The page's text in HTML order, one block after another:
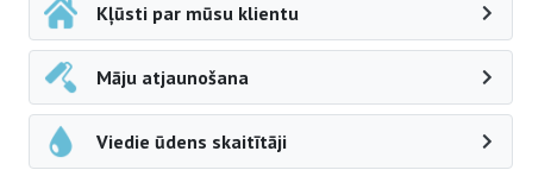
Kļūsti par mūsu klientu
Māju atjaunošana
Viedie ūdens skaitītāji